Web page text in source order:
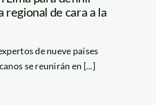
regional de cara a la
de nueve países
se reunirán en [...]